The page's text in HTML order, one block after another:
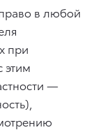
в любой
при
этим
—